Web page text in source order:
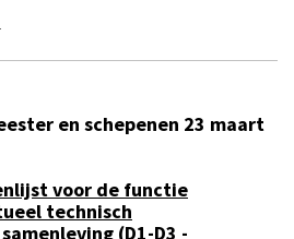
en schepenen 23 maart
voor de functie
technisch
(D1-D3 -